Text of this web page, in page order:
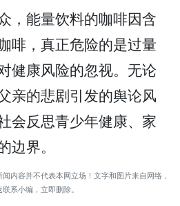
，能量饮料的咖啡因含
啡，真正危险的是过量
健康风险的忽视。无论
亲的悲剧引发的舆论风
会反思青少年健康、家
边界。
内容并不代表本网立场！文字和图片来自网络，
系小编，立即删除。